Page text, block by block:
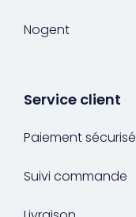
Nogent
Service client
Paiement sécurisé
Suivi commande